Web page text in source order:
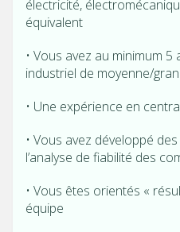
électricité,
équivalent
• Vous avez au minimum
industriel de moyenne/
• Une expérience en
• Vous avez développé
l’analyse de fiabilité des
• Vous êtes orientés «
équipe